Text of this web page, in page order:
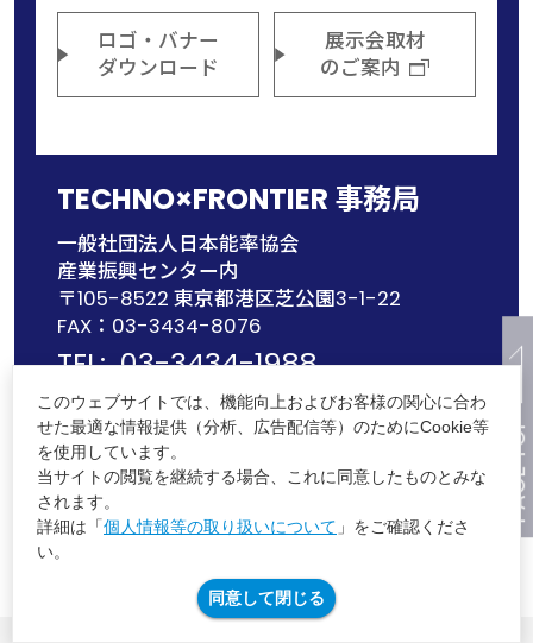
このウェブサイトでは、機能向上およびお客様の関心に合わ
せた最適な情報提供（分析、広告配信等）のためにCookie等
を使用しています。
当サイトの閲覧を継続する場合、これに同意したものとみな
されます。
詳細は「個人情報等の取り扱いについて 」をご確認くださ
い。
同意して閉じる
ロゴ・バナー
ダウンロード
展示会取材
のご案内
TECHNO×FRONTIER 事務局
一般社団法人日本能率協会
産業振興センター内
〒105-8522 東京都港区芝公園3-1-22
FAX：03-3434-8076
TEL: 03-3434-1988
MAIL: tf@jma.or.jp
JMA主催イベントの年間スケジュール
個人情報等保護方針
PAGE TOP